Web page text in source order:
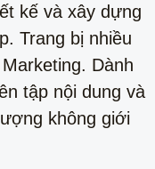
kế và xây dựng
Trang bị nhiều
Dành
tập nội dung và
không giới